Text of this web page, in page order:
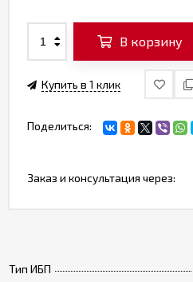
Тип ИБП
В корзину
Купить в 1 клик
Поделиться:
Заказ и консультация через: